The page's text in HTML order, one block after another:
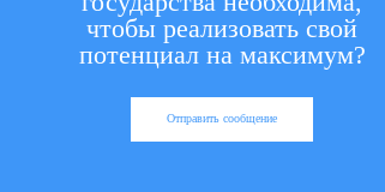
чтобы реализовать свой
потенциал на максимум?
Отправить сообщение